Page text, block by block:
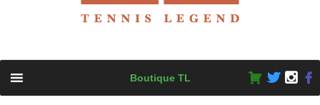
content
Boutique TL